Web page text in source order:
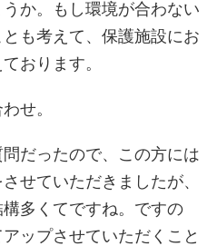
か。もし環境が合わない
も考えて、保護施設にお
おります。
せ。
だったので、この方には
せていただきましたが、
多くてですね。ですの
ップさせていただくこと